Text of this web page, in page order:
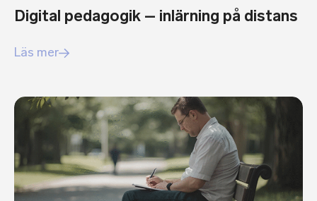
Digital pedagogik – inlärning på distans
Läs mer